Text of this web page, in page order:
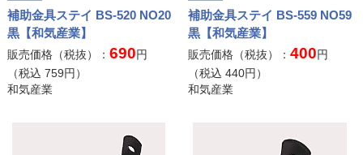
補助金具ステイ BS-520 NO20
黒【和気産業】
販売価格（税抜）： 690円
（税込 759円）
和気産業
補助金具ステイ BS-559 NO59
黒【和気産業】
販売価格（税抜）：400円
（税込440円）
和気産業